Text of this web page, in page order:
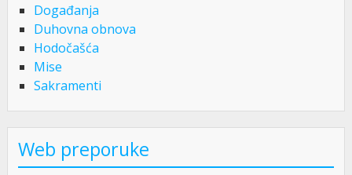
Događanja
Duhovna obnova
Hodočašća
Mise
Sakramenti
Web preporuke